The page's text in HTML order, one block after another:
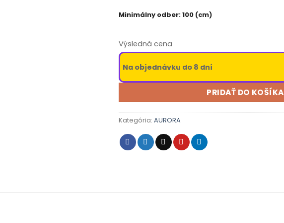
Minimálny odber: 100 (cm)
Výsledná cena
Na objednávku do 8 dní
PRIDAŤ DO KOŠÍKA
Kategória: AURORA